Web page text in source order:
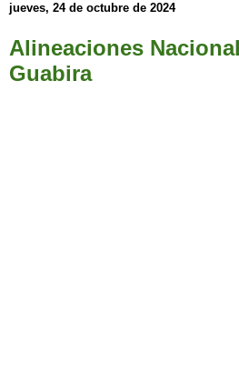
jueves, 24 de octubre de 2024
Alineaciones
Guabira